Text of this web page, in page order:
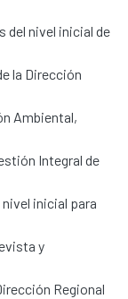
del nivel inicial de
la Dirección
Ambiental,
Integral de
inicial para
y
Regional